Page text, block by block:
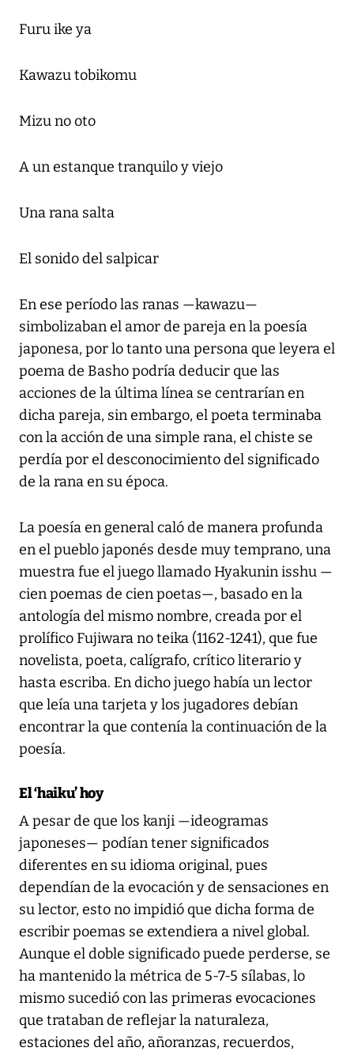
Furu ike ya
Kawazu tobikomu
Mizu no oto
A un estanque tranquilo y viejo
Una rana salta
El sonido del salpicar
En ese período las ranas —kawazu—
simbolizaban el amor de pareja en la poesía
japonesa, por lo tanto una persona que leyera el
poema de Basho podría deducir que las
acciones de la última línea se centrarían en
dicha pareja, sin embargo, el poeta terminaba
con la acción de una simple rana, el chiste se
perdía por el desconocimiento del significado
de la rana en su época.
La poesía en general caló de manera profunda
en el pueblo japonés desde muy temprano, una
muestra fue el juego llamado Hyakunin isshu —
cien poemas de cien poetas—, basado en la
antología del mismo nombre, creada por el
prolífico Fujiwara no teika (1162-1241), que fue
novelista, poeta, calígrafo, crítico literario y
hasta escriba. En dicho juego había un lector
que leía una tarjeta y los jugadores debían
encontrar la que contenía la continuación de la
poesía.
El ‘haiku’ hoy
A pesar de que los kanji —ideogramas
japoneses— podían tener significados
diferentes en su idioma original, pues
dependían de la evocación y de sensaciones en
su lector, esto no impidió que dicha forma de
escribir poemas se extendiera a nivel global.
Aunque el doble significado puede perderse, se
ha mantenido la métrica de 5-7-5 sílabas, lo
mismo sucedió con las primeras evocaciones
que trataban de reflejar la naturaleza,
estaciones del año, añoranzas, recuerdos,